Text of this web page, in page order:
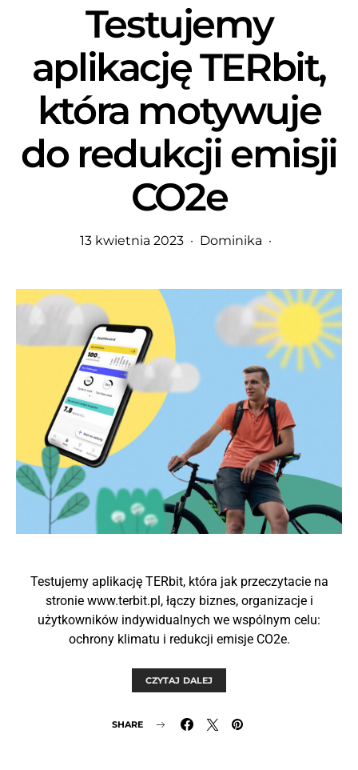
Testujemy
aplikację TERbit,
która motywuje
do redukcji emisji
CO2e
13 kwietnia 2023 Dominika
Testujemy aplikację TERbit, która jak przeczytacie na
stronie www.terbit.pl, łączy biznes, organizacje i
użytkowników indywidualnych we wspólnym celu:
ochrony klimatu i redukcji emisje CO2e.
CZYTAJ DALEJ
SHARE